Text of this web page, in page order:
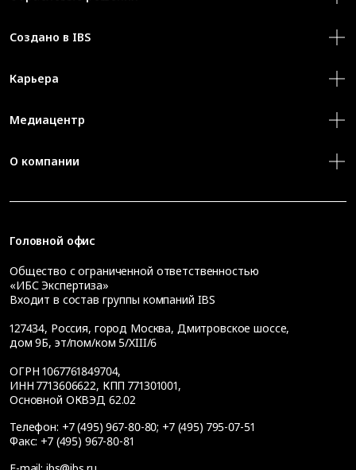
Создано в IBS
Карьера
Медиацентр
О компании
Головной офис
Общество с ограниченной ответственностью
«ИБС Экспертиза»
Входит в состав группы компаний IBS
127434, Россия, город Москва, Дмитровское шоссе,
дом 9Б, эт/пом/ком 5/XIII/6
ОГРН 1067761849704,
ИНН 7713606622, КПП 771301001,
Основной ОКВЭД 62.02
Телефон: +7 (495) 967-80-80; +7 (495) 795-07-51
Факс: +7 (495) 967-80-81